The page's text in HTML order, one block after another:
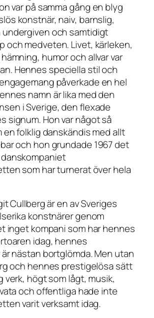
var på samma gång en blyg
konstnär, naiv, barnslig,
undergiven och samtidigt
och medveten. Livet, kärleken,
humor och allvar var
Hennes speciella stil och
påverkade en hel
namn är lika med den
i Sverige, den flexade
signum. Hon var något så
en folklig danskändis med allt
och hon grundade 1967 det
som har turnerat över hela
Cullberg är en av Sveriges
konstnärer genom
inget kompani som har hennes
idag, hennes
nästan bortglömda. Men utan
och hennes prestigelösa sätt
verk, högt som lågt, musik,
och offentliga hade inte
varit verksamt idag.